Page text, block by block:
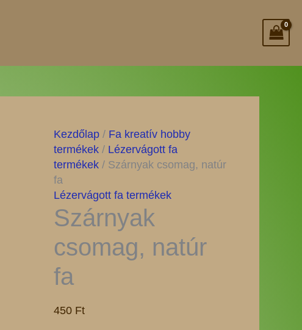
Kezdőlap/ Fa kreatív hobby
termékek/ Lézervágott fa
termékek/ Szárnyak csomag, natúr
fa
Lézervágott fa termékek
Szárnyak
csomag, natúr
fa
450 Ft